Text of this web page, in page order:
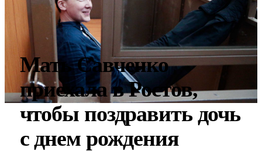
Мать Савченко
приехала в Ростов,
чтобы поздравить дочь
с днем рождения